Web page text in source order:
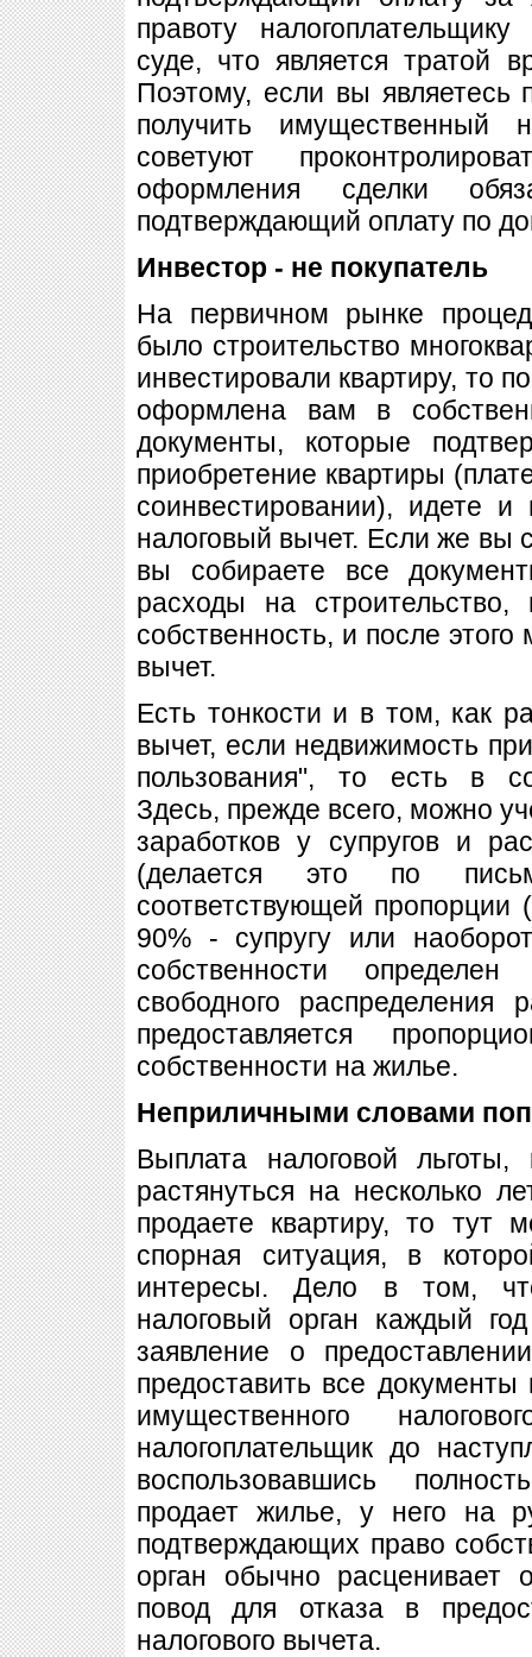
правоту
суде, что является тратой
Поэтому, если вы являетесь
получить имущественный
советуют
оформления сделки
подтверждающий оплату по
Инвестор - не покупатель
На первичном рынке
было строительство
инвестировали квартиру, то
оформлена вам в
документы, которые
приобретение квартиры
соинвестировании), идете
налоговый вычет. Если же вы
вы собираете все
расходы на
собственность, и после
вычет.
Есть тонкости и в том, как
вычет, если недвижимость
пользования", то есть в
Здесь, прежде всего, можно
заработков у супругов и
(делается это по
соответствующей пропорции
90% - супругу или
собственности
свободного
предоставляется
собственности на жилье.
Неприличными словами
Выплата налоговой
растянуться на несколько
продаете квартиру, то тут
спорная ситуация, в
интересы. Дело в том,
налоговый орган каждый
заявление о
предоставить все документы
имущественного
налогоплательщик до
воспользовавшись
продает жилье, у него на
подтверждающих право
орган обычно расценивает
повод для отказа в
налогового вычета.